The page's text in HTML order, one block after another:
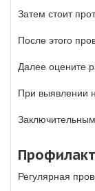
Затем стоит
После этого
Далее оцените
При выявлении
Регулярная